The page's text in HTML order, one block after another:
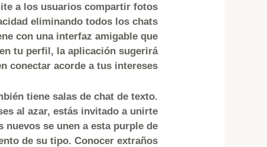
a los usuarios compartir fotos
eliminando todos los chats
con una interfaz amigable que
tu perfil, la aplicación sugerirá
conectar acorde a tus intereses.
tiene salas de chat de texto.
al azar, estás invitado a unirte
se unen a esta purple de
de su tipo. Conocer extraños